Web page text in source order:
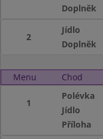
Doplněk
2
Jídlo
Doplněk
Menu Chod
1
Polévka
Jídlo
Příloha